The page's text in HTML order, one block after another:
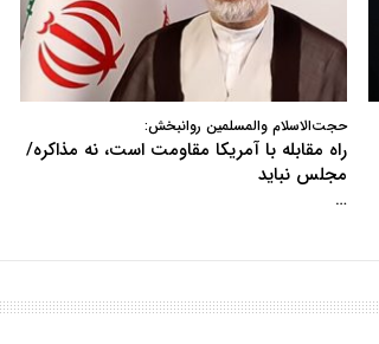
حجت‌الاسلام والمسلمین روانبخش:
راه مقابله با آمریکا مقاومت است، نه مذاکره/
مجلس نباید
…